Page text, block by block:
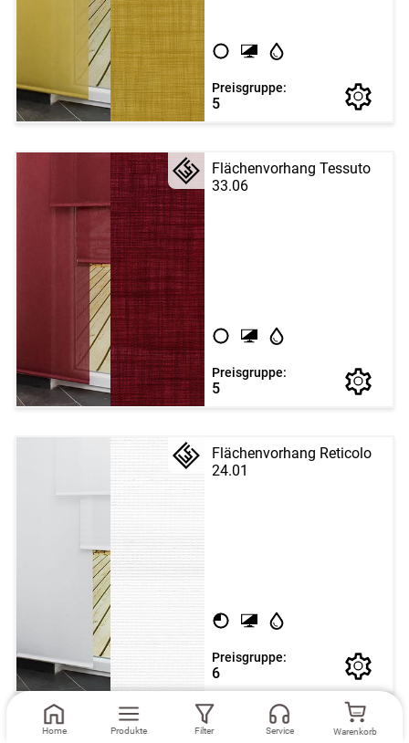
Preisgruppe:
5
Flächenvorhang Tessuto
33.06
Preisgruppe:
5
Flächenvorhang Reticolo
24.01
Preisgruppe:
6
Flächenvorhang Catania
Home Produkte Filter Service Warenkorb